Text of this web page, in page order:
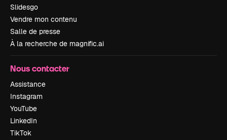
Slidesgo
Vendre mon contenu
Salle de presse
À la recherche de magnific.ai
Nous contacter
Assistance
Instagram
YouTube
LinkedIn
TikTok